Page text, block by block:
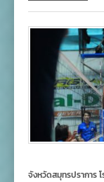
จังหวัดสมุทรปราการ